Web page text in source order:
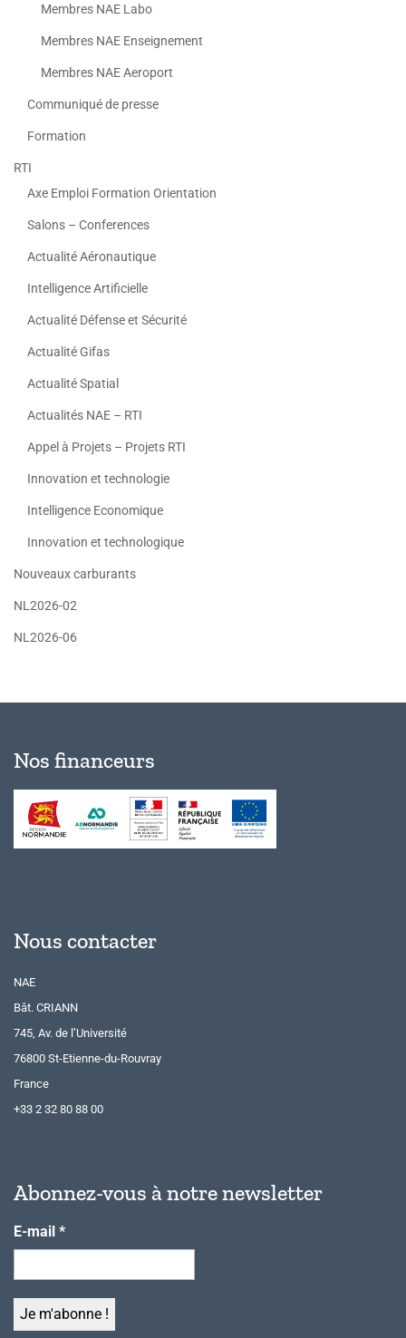
Membres NAE Labo
Membres NAE Enseignement
Membres NAE Aeroport
Communiqué de presse
Formation
RTI
Axe Emploi Formation Orientation
Salons – Conferences
Actualité Aéronautique
Intelligence Artificielle
Actualité Défense et Sécurité
Actualité Gifas
Actualité Spatial
Actualités NAE – RTI
Appel à Projets – Projets RTI
Innovation et technologie
Intelligence Economique
Innovation et technologique
Nouveaux carburants
NL2026-02
NL2026-06
Nos financeurs
Nous contacter
NAE
Bât. CRIANN
745, Av. de l’Université
76800 St-Etienne-du-Rouvray
France
+33 2 32 80 88 00
Abonnez-vous à notre newsletter
E-mail *